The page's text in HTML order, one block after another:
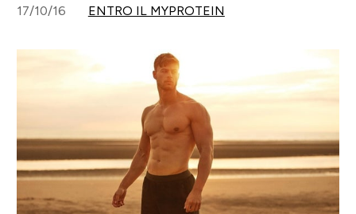
17/10/16 ENTRO IL MYPROTEIN